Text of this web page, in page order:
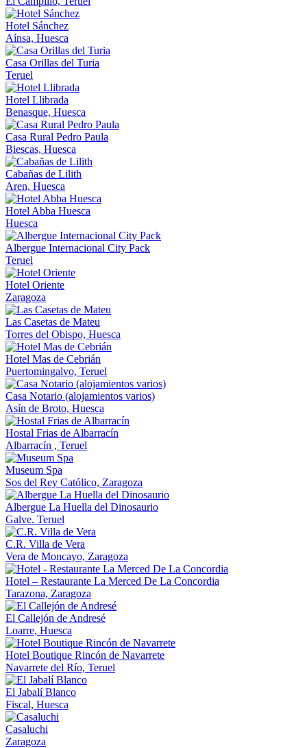
Hotel Sánchez
Aínsa, Huesca
Casa Orillas del Turia
Teruel
Hotel Llibrada
Benasque, Huesca
Casa Rural Pedro Paula
Biescas, Huesca
Cabañas de Lilith
Aren, Huesca
Hotel Abba Huesca
Huesca
Albergue Internacional City Pack
Teruel
Hotel Oriente
Zaragoza
Las Casetas de Mateu
Torres del Obispo, Huesca
Hotel Mas de Cebrián
Puertomingalvo, Teruel
Casa Notario (alojamientos varios)
Asín de Broto, Huesca
Hostal Frias de Albarracín
Albarracín , Teruel
Museum Spa
Sos del Rey Católico, Zaragoza
Albergue La Huella del Dinosaurio
Galve. Teruel
C.R. Villa de Vera
Vera de Moncayo, Zaragoza
Hotel – Restaurante La Merced De La Concordia
Tarazona, Zaragoza
El Callejón de Andresé
Loarre, Huesca
Hotel Boutique Rincón de Navarrete
Navarrete del Río, Teruel
El Jabalí Blanco
Fiscal, Huesca
Casaluchi
Zaragoza